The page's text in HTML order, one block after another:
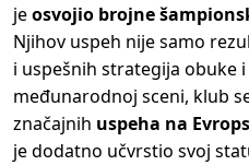
jeosvojio brojne
Njihov uspeh nije samo
i uspešnih strategija obuke
međunarodnoj sceni, klub
značajnih uspeha na
je dodatno učvrstio svoj